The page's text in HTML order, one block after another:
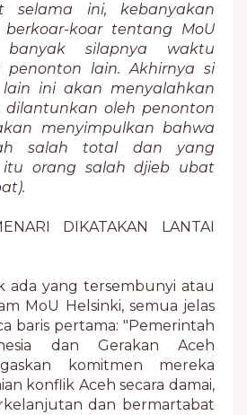
selama ini, kebanyakan
koar tentang MoU
silapnya waktu
penonton lain. Akhirnya si
ini akan menyalahkan
dilantunkan oleh penonton
menyimpulkan bahwa
salah total dan yang
orang salah djieb ubat
DIKATAKAN LANTAI
ada yang tersembunyi atau
MoU Helsinki, semua jelas
baris pertama: "Pemerintah
dan Gerakan Aceh
komitmen mereka
konflik Aceh secara damai,
dan bermartabat